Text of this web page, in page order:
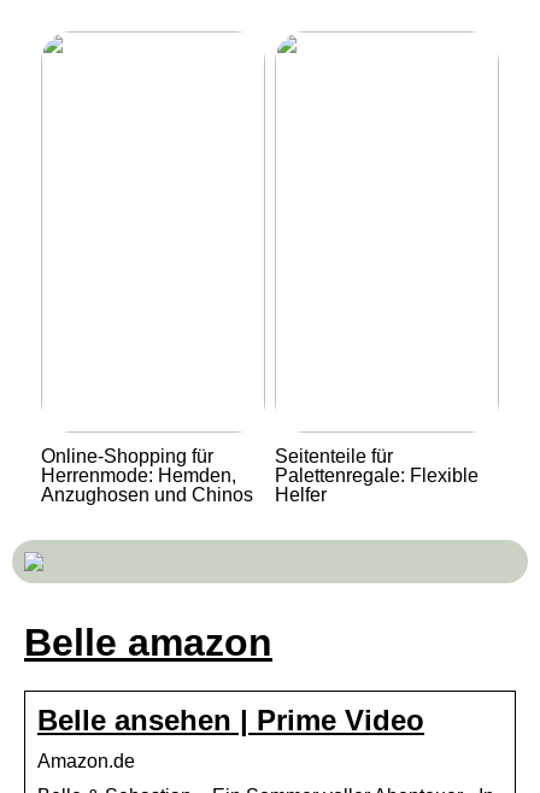
Online-Shopping für
Herrenmode: Hemden,
Anzughosen und Chinos
Seitenteile für
Palettenregale: Flexible
Helfer
Belle amazon
Belle ansehen | Prime Video
Amazon.de